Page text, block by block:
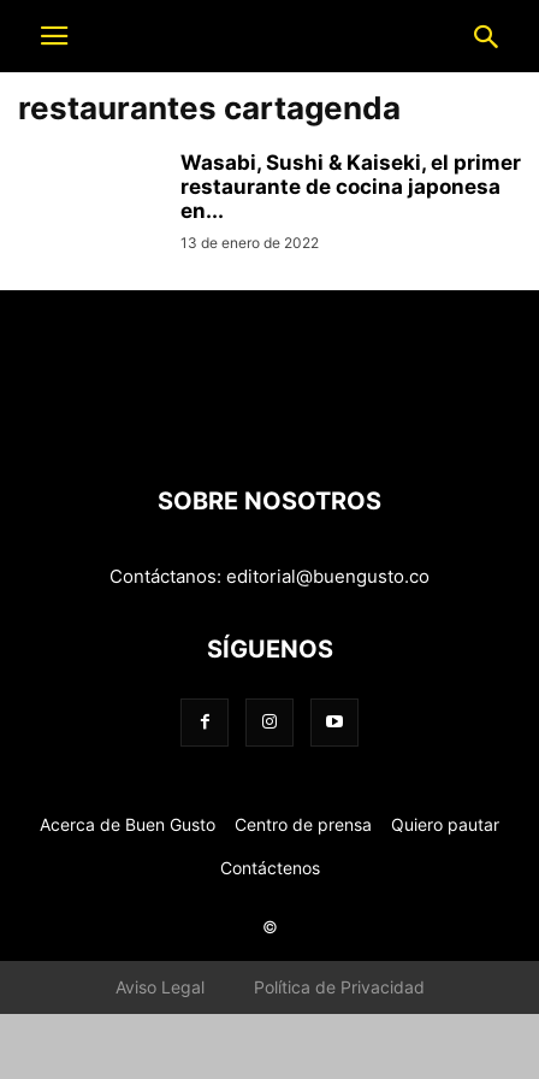
restaurantes cartagenda
Wasabi, Sushi & Kaiseki, el primer
restaurante de cocina japonesa
en...
13 de enero de 2022
SOBRE NOSOTROS
Contáctanos: editorial@buengusto.co
SÍGUENOS
Acerca de Buen Gusto Centro de prensa Quiero pautar
Contáctenos
©
Aviso Legal Política de Privacidad